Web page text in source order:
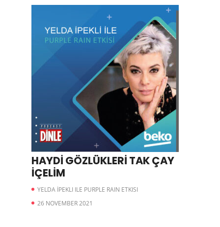
HAYDİ GÖZLÜKLERİ TAK ÇAY
İÇELİM
YELDA İPEKLI ILE PURPLE RAIN ETKISI
26 NOVEMBER 2021